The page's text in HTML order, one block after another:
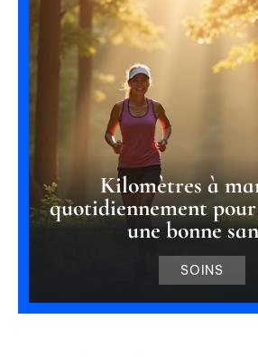
Kilomètres à
quotidiennement
une bonne
SOINS